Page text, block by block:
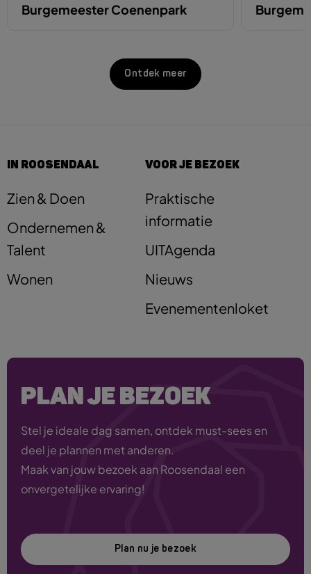
Burgemeester Coenenpark
Ontdek meer
IN ROOSENDAAL
Zien & Doen
Ondernemen &
Talent
Wonen
VOOR JE BEZOEK
Praktische
informatie
UITAgenda
Nieuws
Evenementenloket
PLAN JE BEZOEK
Stel je ideale dag samen, ontdek must-sees en
deel je plannen met anderen.
Maak van jouw bezoek aan Roosendaal een
onvergetelijke ervaring!
Plan nu je bezoek